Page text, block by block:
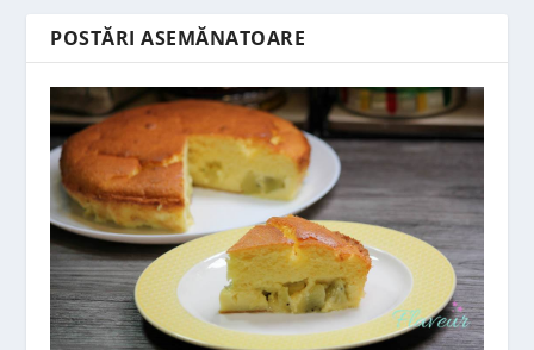
POSTĂRI ASEMĂNATOARE